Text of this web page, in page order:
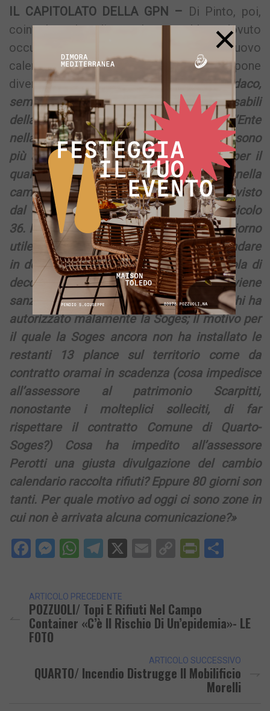
IL CAPITOLATO DELLA GPN – Di Pinto, poi,
coinvolge la ditta che avrebbe dovuto
occuparsi della divulgazione del nuovo
calendario della differenziata, la Gpn, e pone
diverse domande:«Per di più il vice-sindaco,
sempre il 30 giugno, convoca i responsabili
della Protezione Civile per coadiuvare l’Ente
nella divulgazione del cambiamento. Ci sono
più aspetti che preoccupano: Il motivo per il
quale non viene investita la Gpn nella
campagna di comunicazione come previsto
dal Capitolato Speciale di Appalto all’articolo
36. Il motivo per cui ci si muove l’ultimo giorno
utile; il motivo per il quale si chiede di andare
in deroga a dispetto di ogni minima regola di
decoro urbano; il motivo per il quale non viene
sanzionato, anche a mezzo disciplinare, chi ha
autorizzato malamente la Soges; il motivo per
il quale la Soges ancora non ha installato le
restanti 13 plance sul territorio come da
contratto oramai in scadenza (cosa impedisce
all’assessore al patrimonio Scarpitti,
nonostante i molteplici solleciti, di far
rispettare il contratto Comune di Quarto-
Soges?) Cosa ha impedito all’assessore
Perotti una giusta divulgazione del cambio
calendario raccolta rifiuti? Eppure 80 giorni son
tanti. Per quale motivo ad oggi ci sono zone in
cui non è arrivata alcuna comunicazione?»
Facebook
Messenger
WhatsApp
Telegram
X EmailCopy
ARTICOLO PRECEDENTE
POZZUOLI/ Topi E Rifiuti Nel Campo
Container «C’è Il Rischio Di Un’epidemia»- LE
FOTO
ARTICOLO SUCCESSIVO
QUARTO/ Incendio Distrugge Il Mobilificio
Morelli
×